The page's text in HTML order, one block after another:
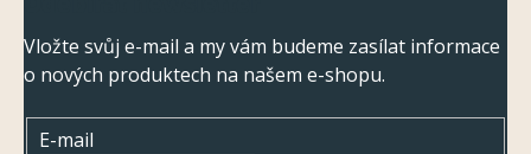
p
i
s
Vložte svůj e-mail a my vám budeme zasílat informace
o nových produktech na našem e-shopu.
E-mail